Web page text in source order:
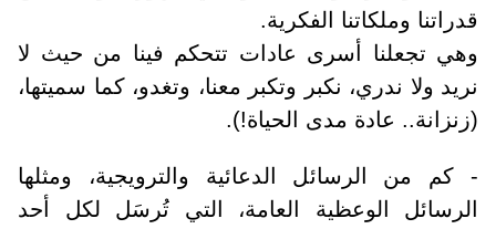
قدراتنا وملكاتنا الفكرية.
وهي تجعلنا أسرى عادات تتحكم فينا من حيث لا
نريد ولا ندري، نكبر وتكبر معنا، وتغدو، كما سميتها،
(زنزانة.. عادة مدى الحياة!).
- كم من الرسائل الدعائية والترويجية، ومثلها
الرسائل الوعظية العامة، التي تُرسَل لكل أحد